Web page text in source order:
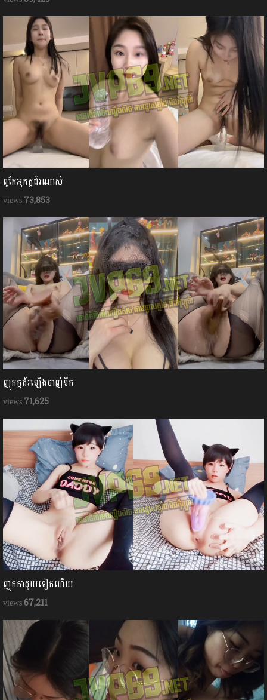
ពូកែអុកក្ដជ័រណាស់
73,853
ញុកក្ដជ័រឡើងបាញ់ទឹក
71,625
ញុកកាដួយទៀតហើយ
67,211